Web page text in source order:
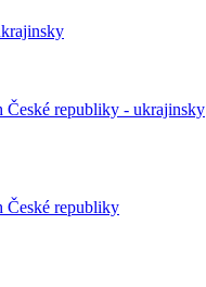
České republiky - ukrajinsky
České republiky